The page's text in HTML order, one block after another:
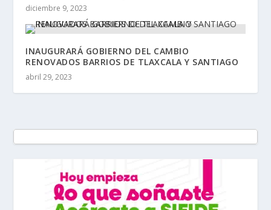
diciembre 9, 2023
INAUGURARÁ GOBIERNO DEL CAMBIO
RENOVADOS BARRIOS DE TLAXCALA Y SANTIAGO
abril 29, 2023